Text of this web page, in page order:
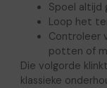
Spoel altijd
Loop het
Controleer
potten of
Die volgorde
klassieke